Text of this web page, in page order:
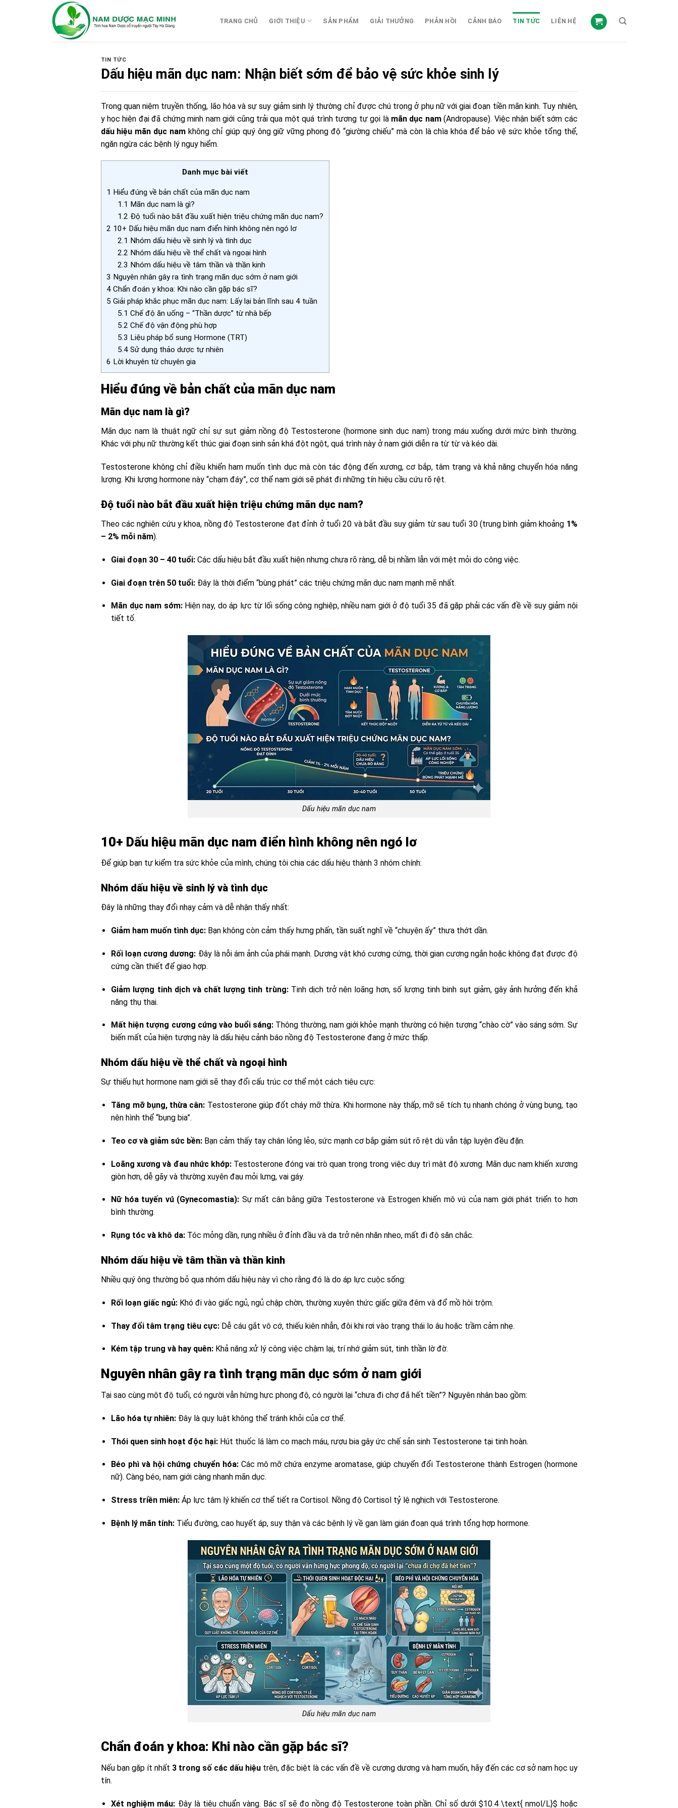
TRANG CHỦ GIỚI THIỆU SẢN PHẨM GIẢI THƯỞNG PHẢN HỒI CẢNH BÁO TIN TỨC LIÊN HỆ
TIN TỨC
Dấu hiệu mãn dục nam: Nhận biết sớm để bảo vệ sức khỏe sinh lý
Trong quan niệm truyền thống, lão hóa và sự suy giảm sinh lý thường chỉ được chú trọng ở phụ nữ với giai đoạn tiền mãn kinh. Tuy nhiên,
y học hiện đại đã chứng minh nam giới cũng trải qua một quá trình tương tự gọi là mãn dục nam(Andropause). Việc nhận biết sớm các
dấu hiệu mãn dục nam không chỉ giúp quý ông giữ vững phong độ “giường chiếu” mà còn là chìa khóa để bảo vệ sức khỏe tổng thể,
ngăn ngừa các bệnh lý nguy hiểm.
Danh mục bài viết
1 Hiểu đúng về bản chất của mãn dục nam
1.1 Mãn dục nam là gì?
1.2 Độ tuổi nào bắt đầu xuất hiện triệu chứng mãn dục nam?
2 10+ Dấu hiệu mãn dục nam điển hình không nên ngó lơ
2.1 Nhóm dấu hiệu về sinh lý và tình dục
2.2 Nhóm dấu hiệu về thể chất và ngoại hình
2.3 Nhóm dấu hiệu về tâm thần và thần kinh
3 Nguyên nhân gây ra tình trạng mãn dục sớm ở nam giới
4Chẩn đoán y khoa: Khi nào cần gặp bác sĩ?
5 Giải pháp khắc phục mãn dục nam: Lấy lại bản lĩnh sau 4 tuần
5.1 Chế độ ăn uống – “Thần dược” từ nhà bếp
5.2 Chế độ vận động phù hợp
5.3 Liệu pháp bổ sung Hormone (TRT)
5.4 Sử dụng thảo dược tự nhiên
6 Lời khuyên từ chuyên gia
Hiểu đúng về bản chất của mãn dục nam
Mãn dục nam là gì?
Mãn dục nam là thuật ngữ chỉ sự sụt giảm nồng độ Testosterone (hormone sinh dục nam) trong máu xuống dưới mức bình thường.
Khác với phụ nữ thường kết thúc giai đoạn sinh sản khá đột ngột, quá trình này ở nam giới diễn ra từ từ và kéo dài.
Testosterone không chỉ điều khiển ham muốn tình dục mà còn tác động đến xương, cơ bắp, tâm trạng và khả năng chuyển hóa năng
lượng. Khi lượng hormone này “chạm đáy”, cơ thể nam giới sẽ phát đi những tín hiệu cầu cứu rõ rệt.
Độ tuổi nào bắt đầu xuất hiện triệu chứng mãn dục nam?
Theo các nghiên cứu y khoa, nồng độ Testosterone đạt đỉnh ở tuổi 20 và bắt đầu suy giảm từ sau tuổi 30 (trung bình giảm khoảng 1%
– 2% mỗi năm).
Giai đoạn 30 – 40 tuổi: Các dấu hiệu bắt đầu xuất hiện nhưng chưa rõ ràng, dễ bị nhầm lẫn với mệt mỏi do công việc.
Giai đoạn trên 50 tuổi: Đây là thời điểm “bùng phát” các triệu chứng mãn dục nam mạnh mẽ nhất.
Mãn dục nam sớm:Hiện nay, do áp lực từ lối sống công nghiệp, nhiều nam giới ở độ tuổi 35 đã gặp phải các vấn đề về suy giảm nội
tiết tố.
Dấu hiệu mãn dục nam
10+ Dấu hiệu mãn dục nam điển hình không nên ngó lơ
Để giúp bạn tự kiểm tra sức khỏe của mình, chúng tôi chia các dấu hiệu thành 3 nhóm chính:
Nhóm dấu hiệu về sinh lý và tình dục
Đây là những thay đổi nhạy cảm và dễ nhận thấy nhất:
Giảm ham muốn tình dục: Bạn không còn cảm thấy hưng phấn, tần suất nghĩ về “chuyện ấy” thưa thớt dần.
Rối loạn cương dương: Đây là nỗi ám ảnh của phái mạnh. Dương vật khó cương cứng, thời gian cương ngắn hoặc không đạt được độ
cứng cần thiết để giao hợp.
Giảm lượng tinh dịch và chất lượng tinh trùng:Tinh dịch trở nên loãng hơn, số lượng tinh binh sụt giảm, gây ảnh hưởng đến khả
năng thụ thai.
Mất hiện tượng cương cứng vào buổi sáng:Thông thường, nam giới khỏe mạnh thường có hiện tượng “chào cờ” vào sáng sớm. Sự
biến mất của hiện tượng này là dấu hiệu cảnh báo nồng độ Testosterone đang ở mức thấp.
Nhóm dấu hiệu về thể chất và ngoại hình
Sự thiếu hụt hormone nam giới sẽ thay đổi cấu trúc cơ thể một cách tiêu cực:
Tăng mỡ bụng, thừa cân: Testosterone giúp đốt cháy mỡ thừa. Khi hormone này thấp, mỡ sẽ tích tụ nhanh chóng ở vùng bụng, tạo
nên hình thể “bụng bia”.
Teo cơ và giảm sức bền: Bạn cảm thấy tay chân lỏng lẻo, sức mạnh cơ bắp giảm sút rõ rệt dù vẫn tập luyện đều đặn.
Loãng xương và đau nhức khớp:Testosterone đóng vai trò quan trọng trong việc duy trì mật độ xương. Mãn dục nam khiến xương
giòn hơn, dễ gãy và thường xuyên đau mỏi lưng, vai gáy.
Nữ hóa tuyến vú (Gynecomastia): Sự mất cân bằng giữa Testosterone và Estrogen khiến mô vú của nam giới phát triển to hơn
bình thường.
Rụng tóc và khô da: Tóc mỏng dần, rụng nhiều ở đỉnh đầu và da trở nên nhăn nheo, mất đi độ săn chắc.
Nhóm dấu hiệu về tâm thần và thần kinh
Nhiều quý ông thường bỏ qua nhóm dấu hiệu này vì cho rằng đó là do áp lực cuộc sống:
Rối loạn giấc ngủ: Khó đi vào giấc ngủ, ngủ chập chờn, thường xuyên thức giấc giữa đêm và đổ mồ hôi trộm.
Thay đổi tâm trạng tiêu cực: Dễ cáu gắt vô cớ, thiếu kiên nhẫn, đôi khi rơi vào trạng thái lo âu hoặc trầm cảm nhẹ.
Kém tập trung và hay quên: Khả năng xử lý công việc chậm lại, trí nhớ giảm sút, tinh thần lờ đờ.
Nguyên nhân gây ra tình trạng mãn dục sớm ở nam giới
Tại sao cùng một độ tuổi, có người vẫn hừng hực phong độ, có người lại “chưa đi chợ đã hết tiền”? Nguyên nhân bao gồm:
Lão hóa tự nhiên: Đây là quy luật không thể tránh khỏi của cơ thể.
Thói quen sinh hoạt độc hại: Hút thuốc lá làm co mạch máu, rượu bia gây ức chế sản sinh Testosterone tại tinh hoàn.
Béo phì và hội chứng chuyển hóa:Các mô mỡ chứa enzyme aromatase, giúp chuyển đổi Testosterone thành Estrogen (hormone
nữ). Càng béo, nam giới càng nhanh mãn dục.
Stress triền miên: Áp lực tâm lý khiến cơ thể tiết ra Cortisol. Nồng độ Cortisol tỷ lệ nghịch với Testosterone.
Bệnh lý mãn tính: Tiểu đường, cao huyết áp, suy thận và các bệnh lý về gan làm gián đoạn quá trình tổng hợp hormone.
Dấu hiệu mãn dục nam
Chẩn đoán y khoa: Khi nào cần gặp bác sĩ?
Nếu bạn gặp ít nhất 3 trong số các dấu hiệutrên, đặc biệt là các vấn đề về cương dương và ham muốn, hãy đến các cơ sở nam học uy
tín.
Xét nghiệm máu: Đây là tiêu chuẩn vàng. Bác sĩ sẽ đo nồng độ Testosterone toàn phần. Chỉ số dưới$10.4 \text{ nmol/L}$ hoặc